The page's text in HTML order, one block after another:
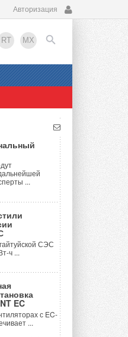
Авторизация
RT MX
EN
...
СЭС
ч ...
EC
с EC-
...